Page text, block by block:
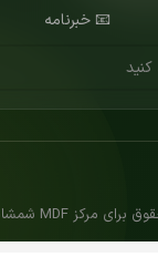
📧 خبرنامه